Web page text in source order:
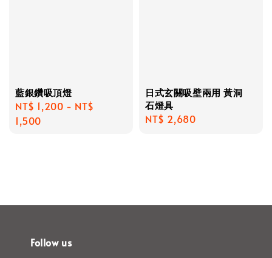
藍銀鑽吸頂燈
Regular
price
NT$ 1,200 - NT$
1,500
日式玄關吸壁兩用 黃洞
石燈具
Regular
NT$ 2,680
Follow us